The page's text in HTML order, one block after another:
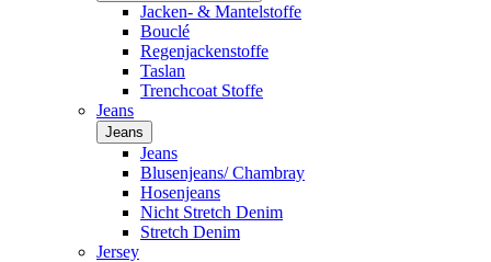
Jacken- & Mantelstoffe
Bouclé
Regenjackenstoffe
Taslan
Trenchcoat Stoffe
Jeans
Jeans
Jeans
Blusenjeans/ Chambray
Hosenjeans
Nicht Stretch Denim
Stretch Denim
Jersey